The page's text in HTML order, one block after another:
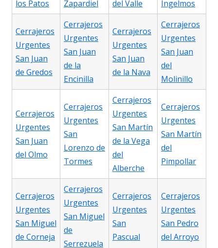
los Patos
Zapardiel
del Valle
Ingelmos
Cerrajeros
Urgentes
San Juan
de Gredos
Cerrajeros
Urgentes
San Juan
de la
Encinilla
Cerrajeros
Urgentes
San Juan
de la Nava
Cerrajeros
Urgentes
San Juan
del
Molinillo
Cerrajeros
Urgentes
San Juan
del Olmo
Cerrajeros
Urgentes
San
Lorenzo de
Tormes
Cerrajeros
Urgentes
San Martín
de la Vega
del
Alberche
Cerrajeros
Urgentes
San Martín
del
Pimpollar
Cerrajeros
Urgentes
San Miguel
de Corneja
Cerrajeros
Urgentes
San Miguel
de
Serrezuela
Cerrajeros
Urgentes
San
Pascual
Cerrajeros
Urgentes
San Pedro
del Arroyo